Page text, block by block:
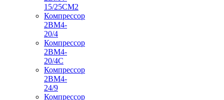
15/25СМ2
Компрессор
2ВМ4-
20/4
Компрессор
2ВМ4-
20/4С
Компрессор
2ВМ4-
24/9
Компрессор